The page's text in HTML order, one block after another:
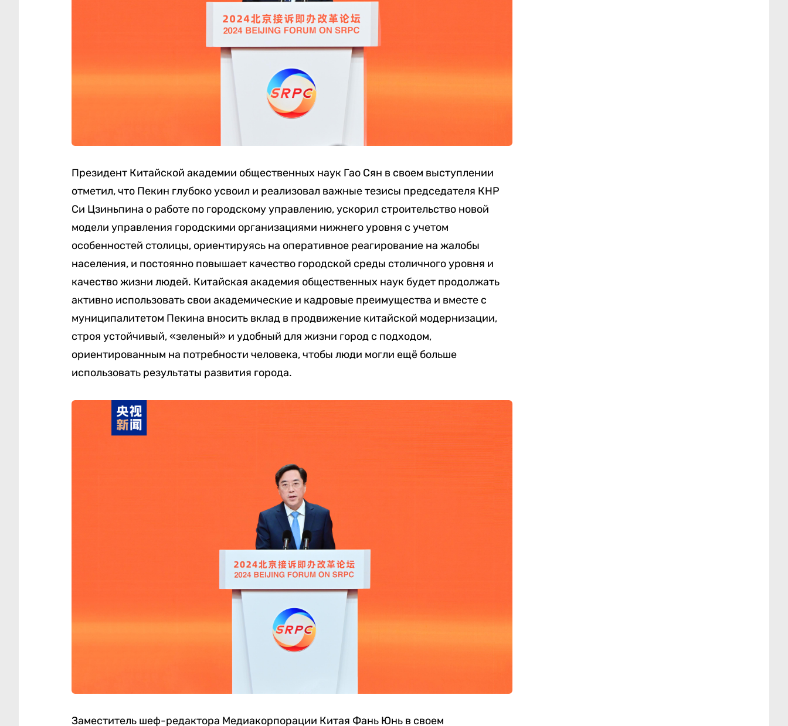
Президент Китайской академии общественных наук Гао Сян в своем выступлении
отметил, что Пекин глубоко усвоил и реализовал важные тезисы председателя КНР
Си Цзиньпина о работе по городскому управлению, ускорил строительство новой
модели управления городскими организациями нижнего уровня с учетом
особенностей столицы, ориентируясь на оперативное реагирование на жалобы
населения, и постоянно повышает качество городской среды столичного уровня и
качество жизни людей. Китайская академия общественных наук будет продолжать
активно использовать свои академические и кадровые преимущества и вместе с
муниципалитетом Пекина вносить вклад в продвижение китайской модернизации,
строя устойчивый, «зеленый» и удобный для жизни город с подходом,
ориентированным на потребности человека, чтобы люди могли ещё больше
использовать результаты развития города.
Заместитель шеф-редактора Медиакорпорации Китая Фань Юнь в своем